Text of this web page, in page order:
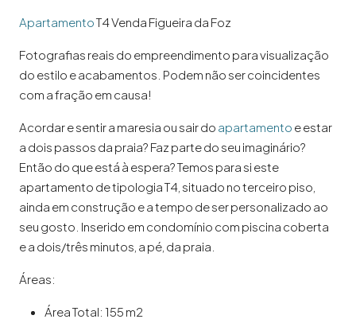
ApartamentoT4 Venda Figueira da Foz
Fotografias reais do empreendimento para visualização
do estilo e acabamentos. Podem não ser coincidentes
com a fração em causa!
Acordar e sentir a maresia ou sair do apartamento e estar
a dois passos da praia? Faz parte do seu imaginário?
Então do que está à espera? Temos para si este
apartamento de tipologia T4, situado no terceiro piso,
ainda em construção e a tempo de ser personalizado ao
seu gosto. Inserido em condomínio com piscina coberta
e a dois/três minutos, a pé, da praia.
Áreas:
Área Total: 155 m2